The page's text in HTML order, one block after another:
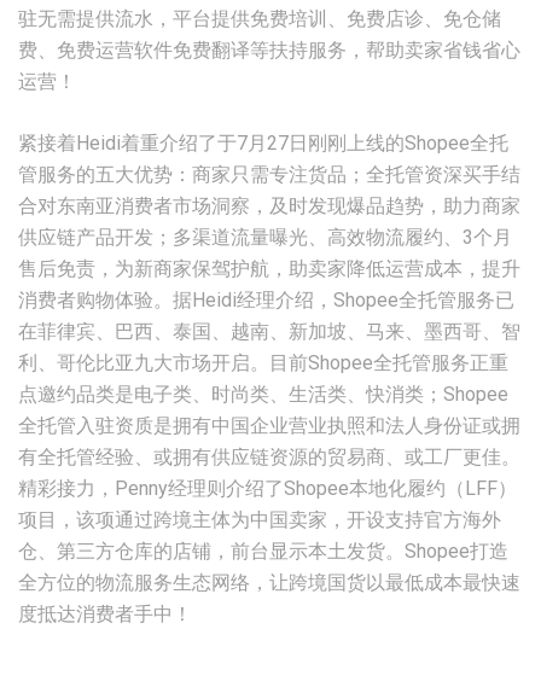
驻无需提供流水，平台提供免费培训、免费店诊、免仓储
费、免费运营软件免费翻译等扶持服务，帮助卖家省钱省心
运营！
紧接着Heidi着重介绍了于7月27日刚刚上线的Shopee全托
管服务的五大优势：商家只需专注货品；全托管资深买手结
合对东南亚消费者市场洞察，及时发现爆品趋势，助力商家
供应链产品开发；多渠道流量曝光、高效物流履约、3个月
售后免责，为新商家保驾护航，助卖家降低运营成本，提升
消费者购物体验。据Heidi经理介绍，Shopee全托管服务已
在菲律宾、巴西、泰国、越南、新加坡、马来、墨西哥、智
利、哥伦比亚九大市场开启。目前Shopee全托管服务正重
点邀约品类是电子类、时尚类、生活类、快消类；Shopee
全托管入驻资质是拥有中国企业营业执照和法人身份证或拥
有全托管经验、或拥有供应链资源的贸易商、或工厂更佳。
精彩接力，Penny经理则介绍了Shopee本地化履约（LFF）
项目，该项通过跨境主体为中国卖家，开设支持官方海外
仓、第三方仓库的店铺，前台显示本土发货。Shopee打造
全方位的物流服务生态网络，让跨境国货以最低成本最快速
度抵达消费者手中！